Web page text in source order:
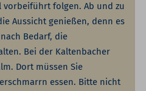
vorbeiführt folgen. Ab und zu
Aussicht genießen, denn es
Bedarf, die
Bei der Kaltenbacher
Dort müssen Sie
essen. Bitte nicht